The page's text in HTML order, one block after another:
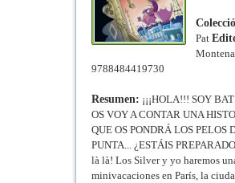
Pat
Montena
9788484419730
Resumen: ¡¡¡HOLA!!! SOY
OS VOY A CONTAR UNA
QUE OS PONDRÁ LOS PELOS
PUNTA... ¿ESTÁIS
là là! Los Silver y yo haremos
minivacaciones en París, la